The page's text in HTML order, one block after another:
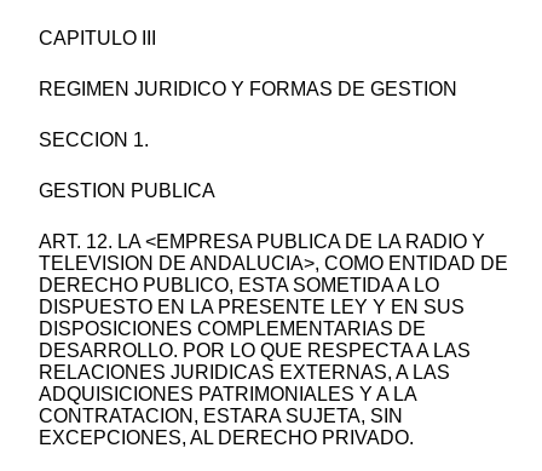
CAPITULO III
REGIMEN JURIDICO Y FORMAS DE GESTION
SECCION 1.
GESTION PUBLICA
ART. 12. LA <EMPRESA PUBLICA DE LA RADIO Y
TELEVISION DE ANDALUCIA>, COMO ENTIDAD DE
DERECHO PUBLICO, ESTA SOMETIDA A LO
DISPUESTO EN LA PRESENTE LEY Y EN SUS
DISPOSICIONES COMPLEMENTARIAS DE
DESARROLLO. POR LO QUE RESPECTA A LAS
RELACIONES JURIDICAS EXTERNAS, A LAS
ADQUISICIONES PATRIMONIALES Y A LA
CONTRATACION, ESTARA SUJETA, SIN
EXCEPCIONES, AL DERECHO PRIVADO.